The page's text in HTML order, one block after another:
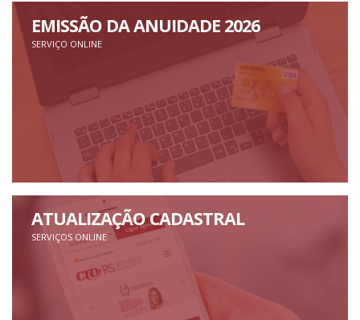
EMISSÃO DA ANUIDADE 2026
SERVIÇO ONLINE
ATUALIZAÇÃO CADASTRAL
SERVIÇOS ONLINE